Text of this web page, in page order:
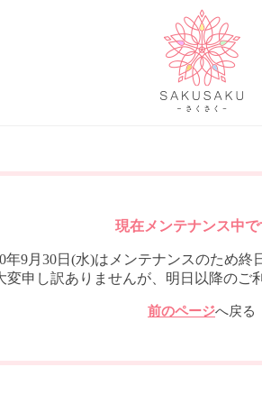
現在メンテナンス中で
年9月30日(水)はメンテナンスのため終
変申し訳ありませんが、明日以降のご
前のページへ戻る